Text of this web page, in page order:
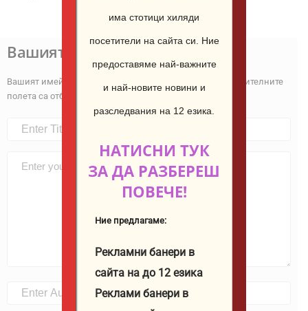
Вашият коментар
Вашият имейл адрес няма да бъде публикуван.
Задължителните
полета са отбелязани с
има стотици хиляди
посетители на сайта си. Ние
предоставяме най-важните
и най-новите новини и
разследвания на 12 езика.
НАТИСНИ ТУК
ЗА ДА РАЗБЕРЕШ
ПОВЕЧЕ!
Ние предлагаме:
Рекламни банери в
сайта на до 12 езика
Реклами банери в